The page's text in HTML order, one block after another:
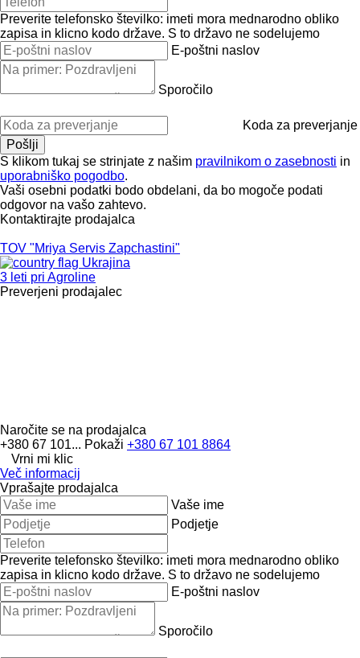
Preverite telefonsko številko: imeti mora mednarodno obliko
zapisa in klicno kodo države. S to državo ne sodelujemo
E-poštni naslov
Sporočilo
Koda za preverjanje
S klikom tukaj se strinjate z našim pravilnikom o zasebnosti in
uporabniško pogodbo.
Vaši osebni podatki bodo obdelani, da bo mogoče podati
odgovor na vašo zahtevo.
Kontaktirajte prodajalca
TOV "Mriya Servis Zapchastini"
Ukrajina
3 leti pri Agroline
Preverjeni prodajalec
Naročite se na prodajalca
+380 67 101... Pokaži +380 67 101 8864
Vrni mi klic
Več informacij
Vprašajte prodajalca
Vaše ime
Podjetje
Preverite telefonsko številko: imeti mora mednarodno obliko
zapisa in klicno kodo države. S to državo ne sodelujemo
E-poštni naslov
Sporočilo